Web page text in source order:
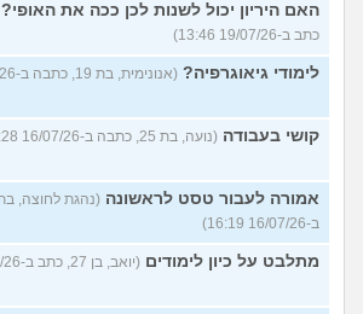
האם היריון יכול לשנות לכן ככה את האופי?
כתב ב-19/07/26 13:46)
לימודי גיאוגרפיה? (אנונימית, בת 19, כתבה ב-19/07/26 13:37)
קושי בעבודה (נועה, בת 25, כתבה ב-16/07/26 16:28)
אמורה לעבור טסט לראשונה
ב-16/07/26 16:19)
מתלבט על כיון לימודים (יואב, בן 27, כתב ב-16/07/26 16:10)